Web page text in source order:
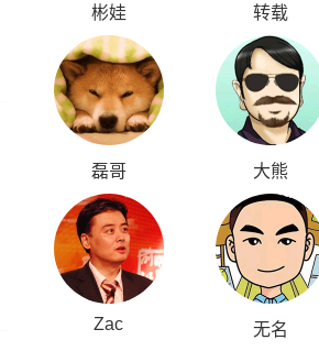
彬娃 转载
磊哥 大熊
Zac 无名